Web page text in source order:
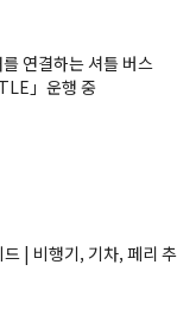
연결하는 셔틀 버스
」운행 중
| 비행기, 기차, 페리 추